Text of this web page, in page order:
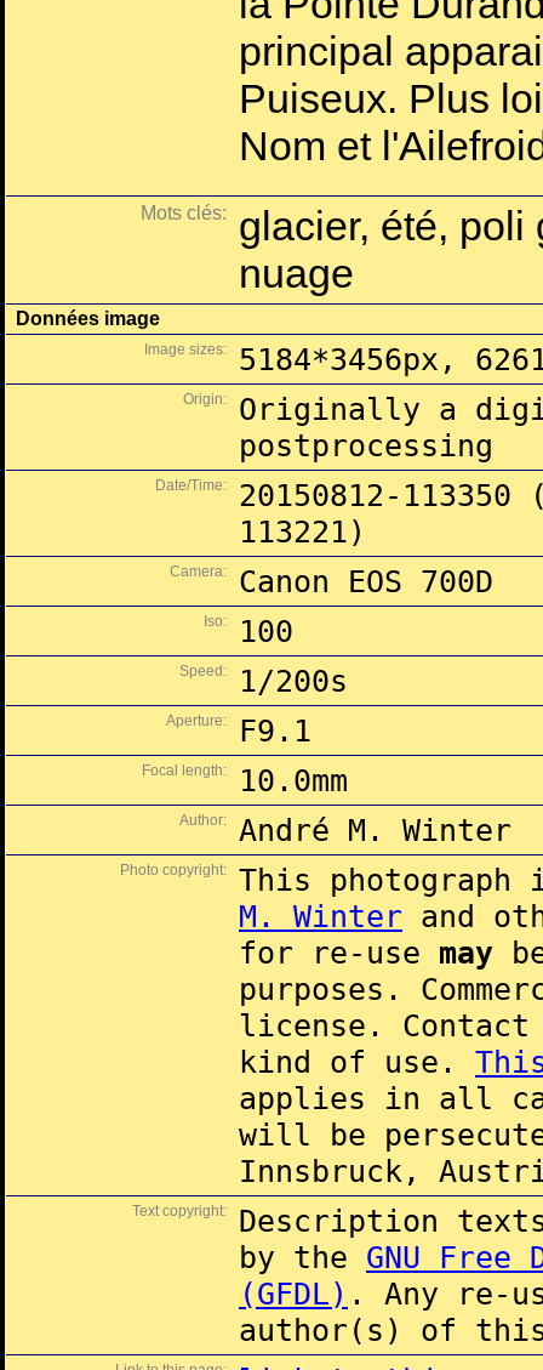
principal
Puiseux. Plus
Nom et
Mots clés:
glacier, été, poli
nuage
Données image
Image sizes: 5184*3456px,
Origin:
Originally a
postprocessing
Date/Time:
20150812-
113221)
Camera: Canon EOS 700D
Iso: 100
Speed: 1/200s
Aperture: F9.1
Focal length: 10.0mm
Author: André M. Winter
Photo copyright:
This
M. Winter and
for re-use may
purposes.
license.
kind of use.
applies in all
will be
Innsbruck,
Text copyright:
Description
by the GNU Free
(GFDL) . Any re-
author(s) of this